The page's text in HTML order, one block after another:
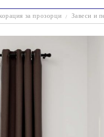
за прозорци Завеси и